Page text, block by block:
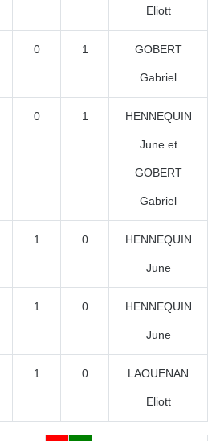
Eliott
0 1 GOBERT
Gabriel
0 1 HENNEQUIN
June et
GOBERT
Gabriel
1 0 HENNEQUIN
June
1 0 HENNEQUIN
June
1 0 LAOUENAN
Eliott